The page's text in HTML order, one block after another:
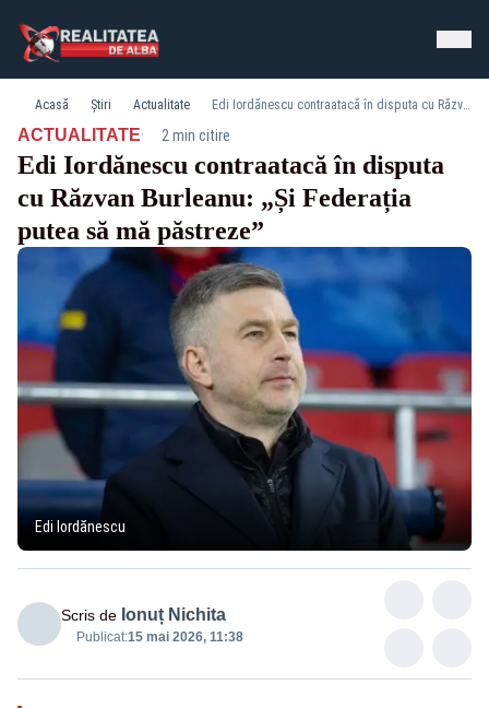
Acasă Știri Actualitate Edi Iordănescu contraatacă în disputa cu Răzvan Burleanu: „Și Federația putea să mă păstreze”
ACTUALITATE· 2 min citire
Edi Iordănescu contraatacă în disputa
cu Răzvan Burleanu: „Și Federația
putea să mă păstreze”
Edi Iordănescu
Scris de Ionuț Nichita
Publicat:15 mai 2026, 11:38